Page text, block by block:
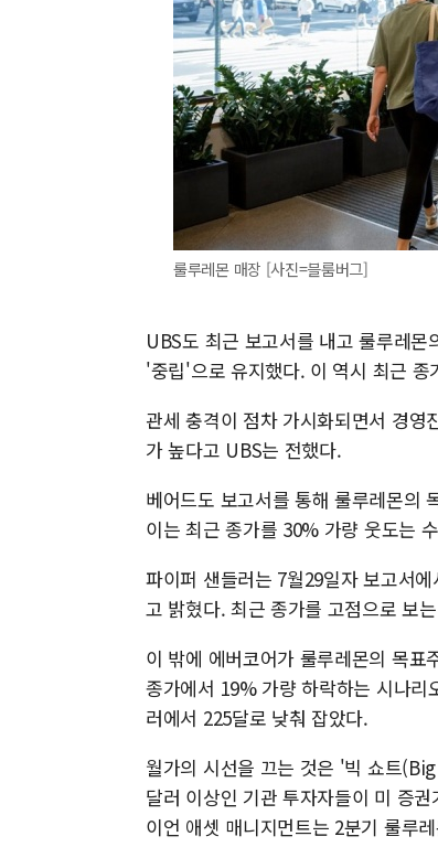
룰루레몬 매장 [사진=블룸버그]
UBS도 최근 보고서를 내고 룰루레
'중립'으로 유지했다. 이 역시 최근
관세 충격이 점차 가시화되면서 경영
가 높다고 UBS는 전했다.
베어드도 보고서를 통해 룰루레몬의
이는 최근 종가를 30% 가량 웃도는
파이퍼 샌들러는 7월29일자 보고서
고 밝혔다. 최근 종가를 고점으로 보
이 밖에 에버코어가 룰루레몬의 목표
종가에서 19% 가량 하락하는 시나
러에서 225달로 낮춰 잡았다.
월가의 시선을 끄는 것은 '빅 쇼트
달러 이상인 기관 투자자들이 미 증
이언 애셋 매니지먼트는 2분기 룰루